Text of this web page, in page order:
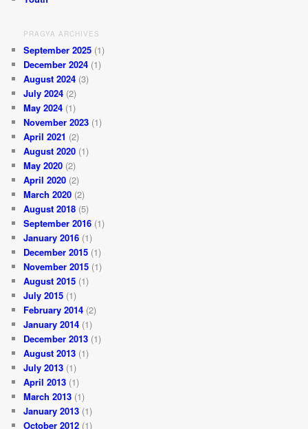
PRAGYA ARCHIVES
September 2025 (1)
December 2024 (1)
August 2024 (3)
July 2024 (2)
May 2024 (1)
November 2023 (1)
April 2021 (2)
August 2020 (1)
May 2020 (2)
April 2020 (2)
March 2020 (2)
August 2018 (5)
September 2016 (1)
January 2016 (1)
December 2015 (1)
November 2015 (1)
August 2015 (1)
July 2015 (1)
February 2014 (2)
January 2014 (1)
December 2013 (1)
August 2013 (1)
July 2013 (1)
April 2013 (1)
March 2013 (1)
January 2013 (1)
October 2012 (1)